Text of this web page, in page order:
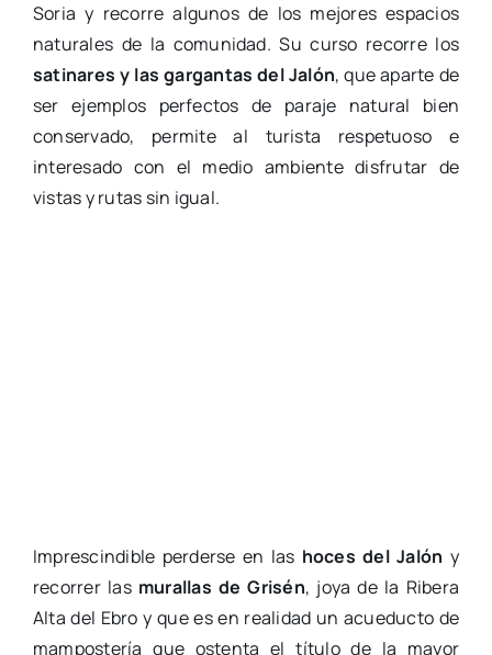
Soria y recorre algunos de los mejores espacios
naturales de la comunidad. Su curso recorre los
satinares y las gargantas del Jalón, que aparte de
ser ejemplos perfectos de paraje natural bien
conservado, permite al turista respetuoso e
interesado con el medio ambiente disfrutar de
vistas y rutas sin igual.
Imprescindible perderse en las hoces del Jalón y
recorrer las murallas de Grisén, joya de la Ribera
Alta del Ebro y que es en realidad un acueducto de
mampostería que ostenta el título de la mayor